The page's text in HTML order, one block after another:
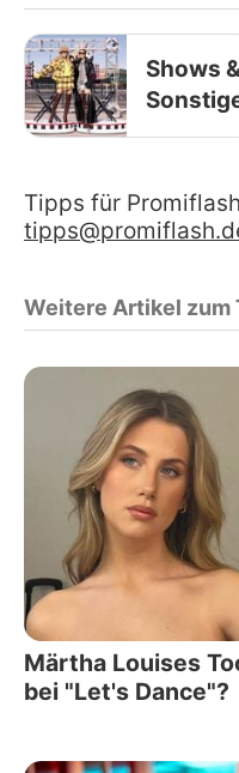
Shows
Tipps für
Weitere Artikel zum
Märtha Louises
bei "Let's Dance"?